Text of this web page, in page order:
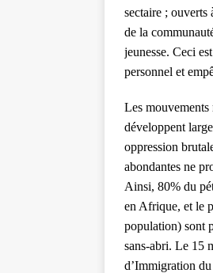
sectaire ; ouverts
de la
jeunesse. Ceci
personnel et
Les
développent
oppression
abondantes ne
Ainsi, 80% du
en Afrique, et le
population) sont
sans-abri. Le 15
d’Immigration